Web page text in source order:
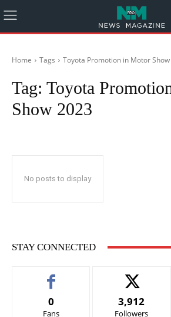
Home Tags Toyota Promotion in Motor
Tag: Toyota
Show 2023
No posts to display
STAY CONNECTED
0
Fans
3,912
Followers